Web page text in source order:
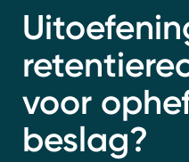
Contact
voor
beslag?